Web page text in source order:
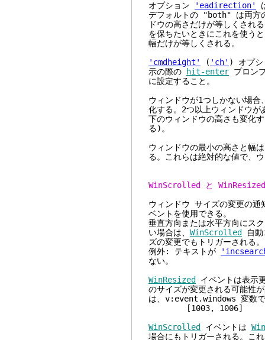
オプション
'eadirection'
デフォルトの "both" は両方
ドウの高さだけが等しくされ
を保ちたいときにこれを使う
幅だけが等しくされる。
'cmdheight'
( 'ch' ) オプシ
示の際の
hit-enter プロン
に設定すること。
ウィンドウが1つしかない場
化する。2つ以上ウィンドウが
下のウィンドウの高さも変化
る)。
ウィンドウの最小の高さと幅
る。これらは絶対的な値で、
WinScrolled と WinResized
ウィンドウ サイズの変更の通
ベントを使用できる。
垂直方向または水平方向にス
い場合は、 WinScrolled
自動
ズの変更でもトリガーされる。
例外: テキストが
ない。
WinResized
イベントは表示
のサイズが変更される可能性
は、v:event.windows 変数
[1003, 1006]
WinScrolled
イベントは
場合にもトリガーされる。こ